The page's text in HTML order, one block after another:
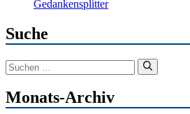
Gedankensplitter
Suche
Suchen
nach:
Monats-Archiv